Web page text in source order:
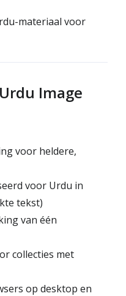
materiaal voor
Image
voor heldere,
voor Urdu in
tekst)
van één
collecties met
op desktop en